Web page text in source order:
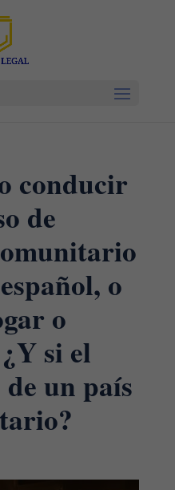
conducir
de
o
o
si el
un país